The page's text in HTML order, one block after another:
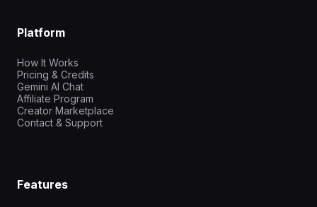
Platform
How It Works
Pricing & Credits
Gemini AI Chat
Affiliate Program
Creator Marketplace
Contact & Support
Features